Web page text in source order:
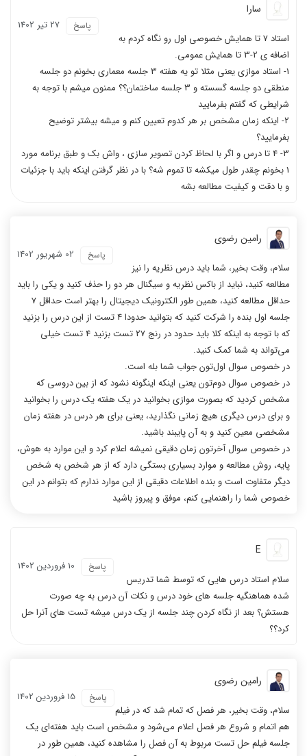
سارا
27 تیر 1402 پاسخ
استاد 7 تا همایش خصوصی اول رو نگاه کردم به
اضافه ی 2-3 تا همایش عمومی.
1- استاد موازی یعنی مثلا تو یه هفته 3 جلسه معماری بخونم دو جلسه
منطقی دو جلسه گسسته و 3 جلسه ساختمان؟؟ ممنون میشم با توجه به
شرایطی که گفتم بفرمایید
2- اینکه زمان مشخص بر هر کدوم تعیین کنم و میشه بیشتر توضیح
بفرمایید؟
3- 4 تا درس و اگر با لحاظ کردن تصویر سازی ، واش بک و طبق برنامه مورد
1 بخونم چقدر طول میکشه تا تموم شه؟ با در نظر گرفتن اینکه باید با جزئیات
و با دقت و کیفیت مطالعه بشه
رامین رضوی
02 شهریور 1402 پاسخ
سلام، وقت بخیر، شما باید درس نظریه را نیز
مطالعه کنید، نباید از باکس نظریه و سیگنال هر دو را حذف کنید و یکی را باید
حداقل مطالعه کنید، همین طور الکترونیک دیجیتال را بهتر است حداقل 7
جلسه اول بنده را شرکت کنید که بتوانید حدودا 4 تست از این درس را بزنید
که با توجه به اینکه کلا باید حدود در رنج 27 تست بزنید 4 تست خیلی
می‌تواند به شما کمک کنید.
در خصوص سوال اول‌تون جواب شما بله است.
در خصوص سوال دوم‌تون یعنی اینکه اینگونه نشود که از بین دروسی که
مشخص کردید که بصورت موازی بخوانید در یک هفته یک درس را بخوانید
و برای درس دیگری هیچ زمانی نگذارید، یعنی برای هر درس در هفته زمان
مشخصی معین کنید و به آن پایبند باشید.
در خصوص سوال آخرتون زمان دقیقی نمیشه اعلام کرد و این موارد به هوش،
پایه، روش مطالعه و موارد بسیاری بستگی دارد که از هر شخص به شخص
دیگر متفاوت است و بنده اطلاعات دقیقی از این موارد ندارم که بتوانم در این
خصوص شما را راهنمایی کنم، موفق و پیروز باشید
E
10 فروردين 1402 پاسخ
سلام استاد درس هایی که توسط شما تدریس
شده هماهنگیه جلسه های خود درس و نکات آن درس به چه صورت
هستش؟ بعد از نگاه کردن چند جلسه از یک درس میشه تست های آنرا حل
کرد؟؟
رامین رضوی
15 فروردين 1402 پاسخ
سلام، وقت بخیر، هر فصل که تمام شد که در فیلم
هم اتمام و شروع هر فصل اعلام می‌شود و مشخص است باید هفته‌ای یک
جلسه فیلم حل تست مربوط به آن فصل را مشاهده کنید، همین طور در